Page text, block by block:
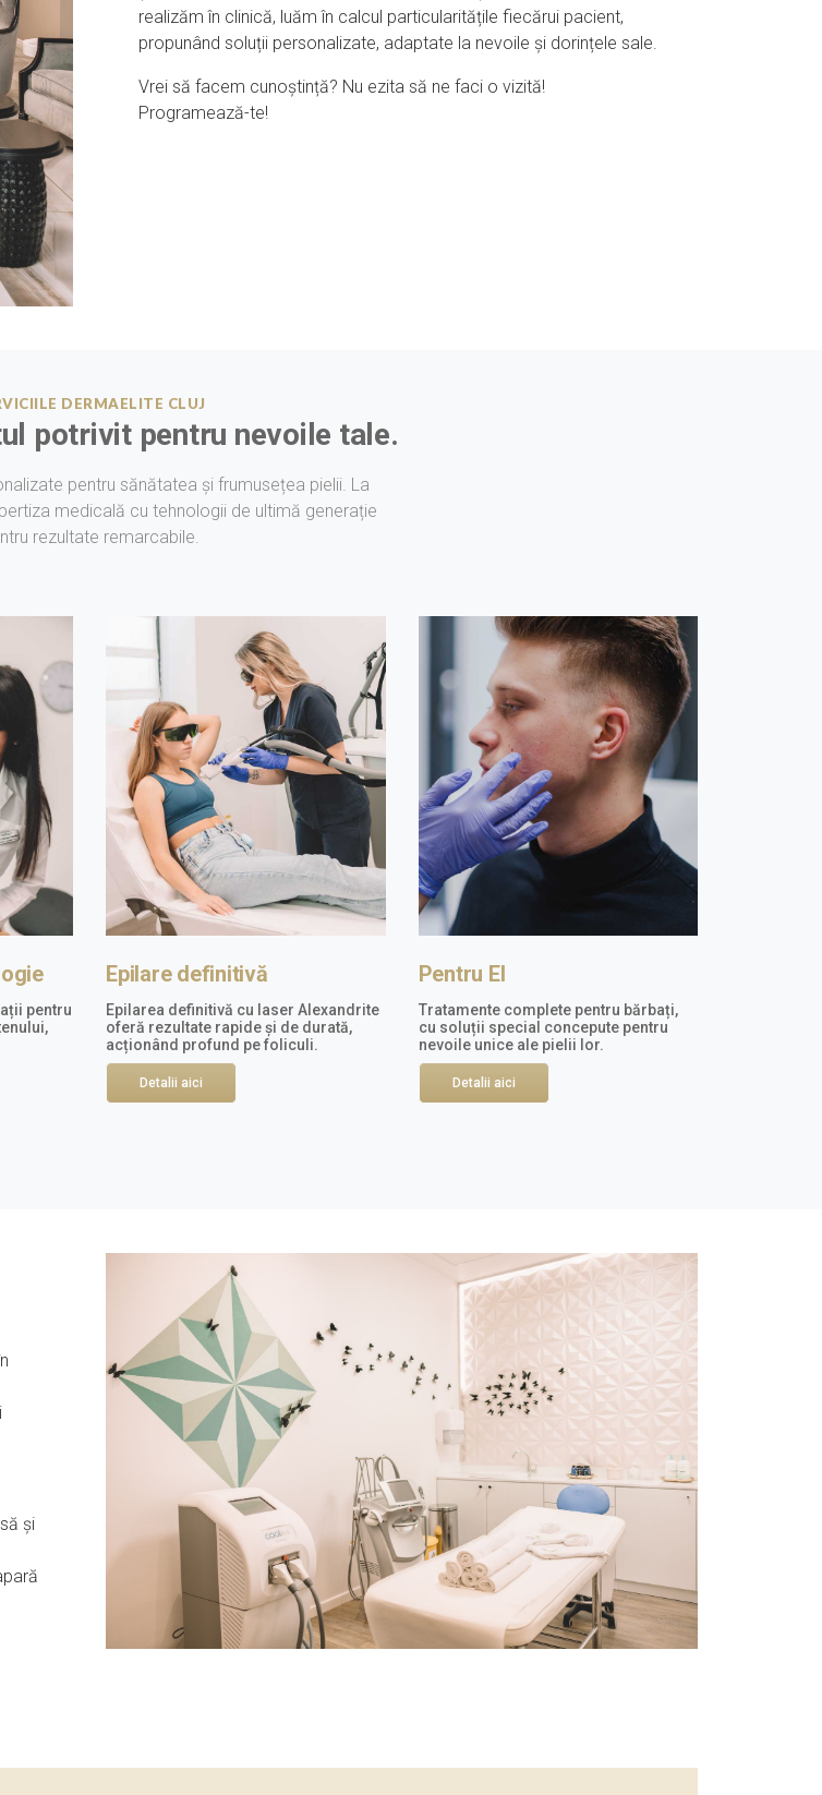
realizăm în clinică, luăm în calcul particularitățile fiecărui pacient,
propunând soluții personalizate, adaptate la nevoile și dorințele sale.
Vrei să facem cunoștință? Nu ezita să ne faci o vizită!
Programează-te!
DERMAELITE CLUJ
potrivit pentru nevoile tale.
pentru sănătatea și frumusețea pielii. La
medicală cu tehnologii de ultimă generație
rezultate remarcabile.
pentru
Epilare definitivă
Epilarea definitivă cu laser Alexandrite
oferă rezultate rapide și de durată,
acționând profund pe foliculi.
Detalii aici
Pentru El
Tratamente complete pentru bărbați,
cu soluții special concepute pentru
nevoile unice ale pielii lor.
Detalii aici
și